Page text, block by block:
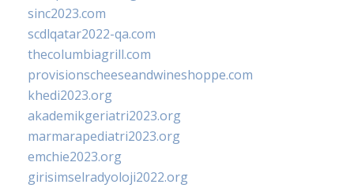
sinc2023.com
scdlqatar2022-qa.com
thecolumbiagrill.com
provisionscheeseandwineshoppe.com
khedi2023.org
akademikgeriatri2023.org
marmarapediatri2023.org
emchie2023.org
girisimselradyoloji2022.org